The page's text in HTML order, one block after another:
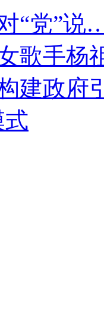
“党”说
歌手杨
建政府